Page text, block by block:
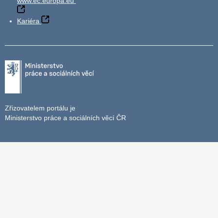
Kariéra
Zřizovatelem portálu je
Ministerstvo práce a sociálních věcí ČR